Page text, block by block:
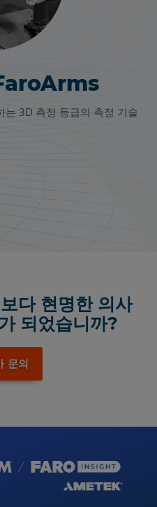
는 3D 측정 등급의 측정 기술
이저 스캐닝
합적인 3D 레이저 스캐닝 솔
할 수 있는 3D 모델, 팀 간의
다 현명한 의사
되었습니까?
문의